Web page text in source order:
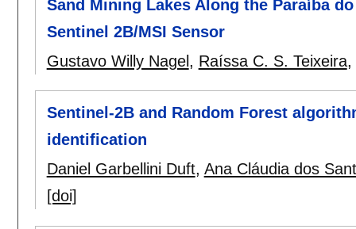
Sand Mining Lakes Along the Paraíba
Sentinel 2B/MSI Sensor
Gustavo Willy Nagel , Raíssa C. S. Teixeira,
Sentinel-2B and Random Forest
identification
Daniel Garbellini Duft, Ana Cláudia dos
[doi]